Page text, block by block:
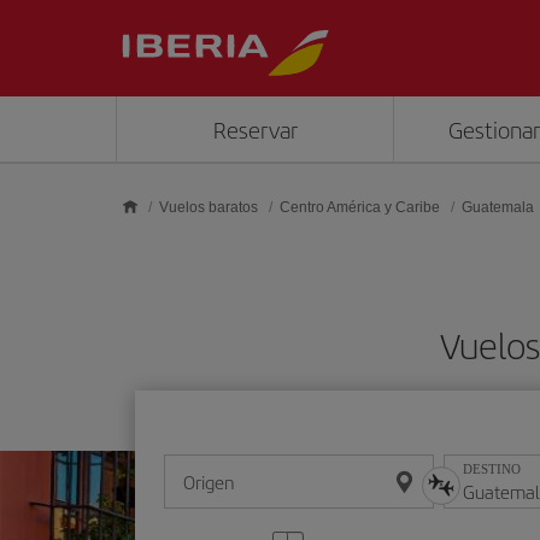
Reservar
Vuelos baratos Centro América y Caribe Guatemala
Origen DESTINO